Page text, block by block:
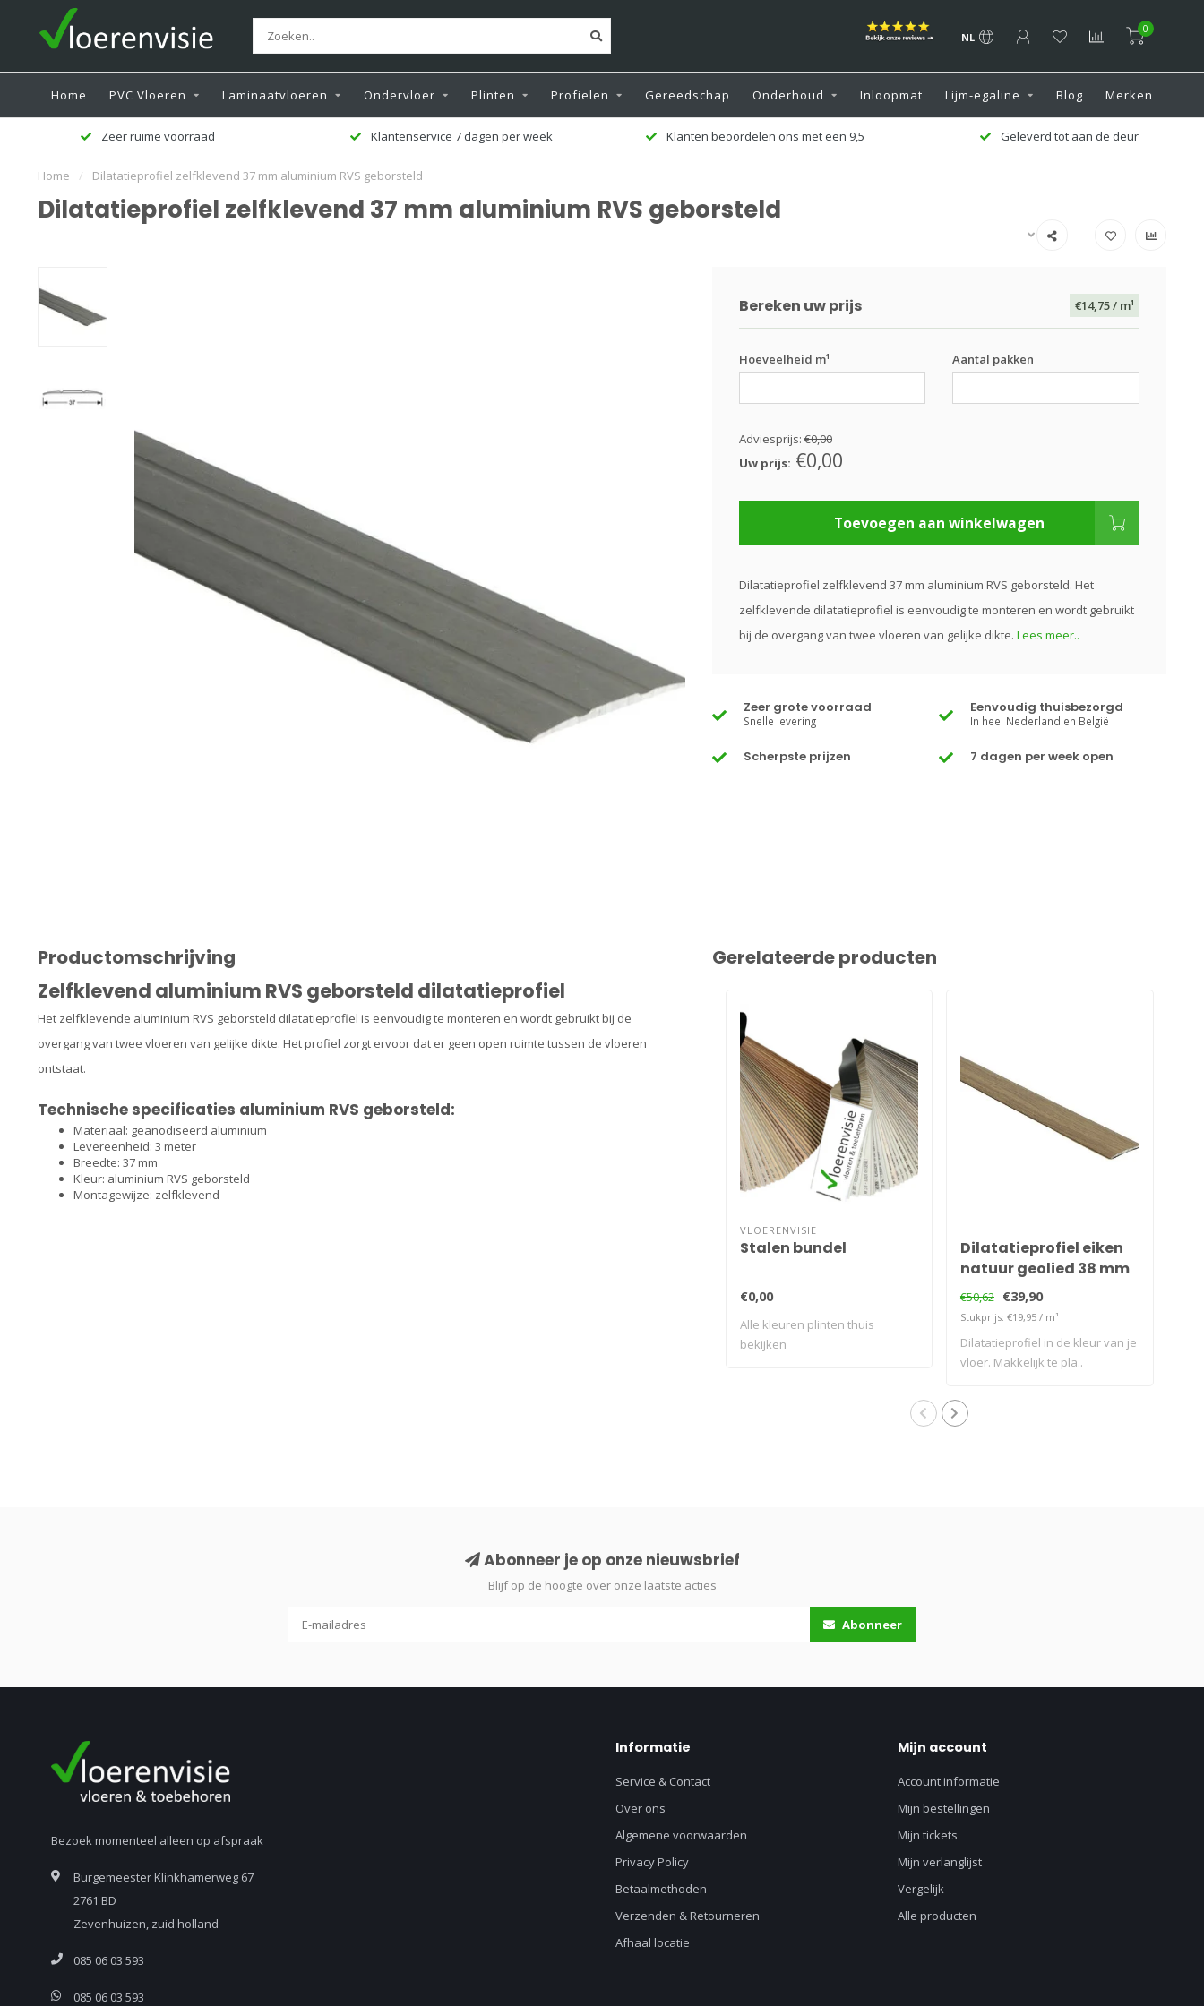
NL
0
Home PVC Vloeren Laminaatvloeren Ondervloer Plinten Profielen Gereedschap Onderhoud Inloopmat Lijm-egaline Blog Merken
Zeer ruime voorraad Klantenservice 7 dagen per week Klanten beoordelen ons met een 9,5 Geleverd tot aan de deur
Home / Dilatatieprofiel zelfklevend 37 mm aluminium RVS geborsteld
Dilatatieprofiel zelfklevend 37 mm aluminium RVS geborsteld
Bereken uw prijs €14,75/ m¹
Hoeveelheid m¹ Aantal pakken
Adviesprijs:€0,00
Uw prijs: €0,00
Toevoegen aan winkelwagen
Dilatatieprofiel zelfklevend 37 mm aluminium RVS geborsteld. Het
zelfklevende dilatatieprofiel is eenvoudig te monteren en wordt gebruikt
bij de overgang van twee vloeren van gelijke dikte. Lees meer..
Zeer grote voorraad
Snelle levering
Eenvoudig thuisbezorgd
In heel Nederland en België
Scherpste prijzen 7 dagen per week open
Productomschrijving
Zelfklevend aluminium RVS geborsteld dilatatieprofiel
Het zelfklevende aluminium RVS geborsteld dilatatieprofiel is eenvoudig te monteren en wordt gebruikt bij de
overgang van twee vloeren van gelijke dikte. Het profiel zorgt ervoor dat er geen open ruimte tussen de vloeren
ontstaat.
Technische specificaties aluminium RVS geborsteld:
Materiaal: geanodiseerd aluminium
Levereenheid: 3 meter
Breedte: 37 mm
Kleur: aluminium RVS geborsteld
Montagewijze: zelfklevend
Gerelateerde producten
VLOERENVISIE
Stalen bundel
€0,00
Alle kleuren plinten thuis
bekijken
Dilatatieprofiel eiken
natuur geolied 38 mm
€50,62 €39,90
Stukprijs: €19,95 / m¹
Dilatatieprofiel in de kleur van je
vloer. Makkelijk te pla..
Abonneer je op onze nieuwsbrief
Blijf op de hoogte over onze laatste acties
Abonneer
Bezoek momenteel alleen op afspraak
Burgemeester Klinkhamerweg 67
2761 BD
Zevenhuizen, zuid holland
085 06 03 593
085 06 03 593
Informatie
Service & Contact
Over ons
Algemene voorwaarden
Privacy Policy
Betaalmethoden
Verzenden & Retourneren
Afhaal locatie
Mijn account
Account informatie
Mijn bestellingen
Mijn tickets
Mijn verlanglijst
Vergelijk
Alle producten